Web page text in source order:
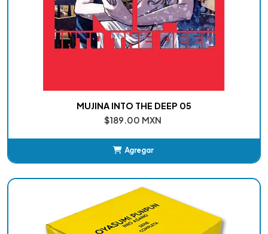
MUJINA INTO THE DEEP 05
$189.00 MXN
Agregar